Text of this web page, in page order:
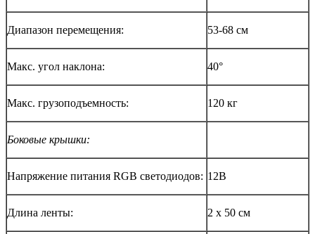
Диапазон перемещения: 53-68 см
Макс. угол наклона: 40°
Макс. грузоподъемность: 120 кг
Боковые крышки:
Напряжение питания RGB светодиодов: 12В
Длина ленты: 2 х 50 см